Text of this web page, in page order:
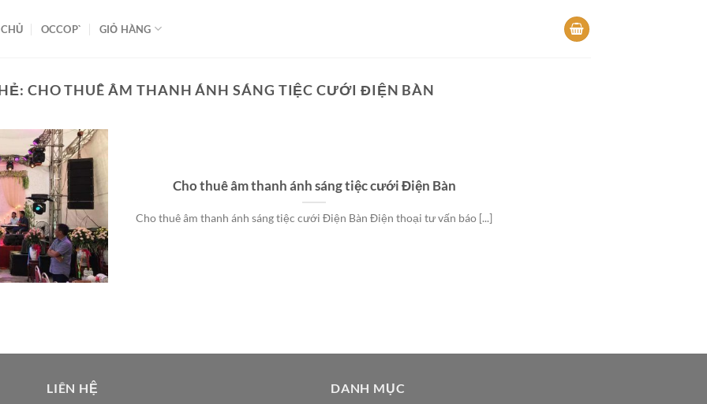
OCCOP` GIỎ HÀNG
CHO THUÊ ÂM THANH ÁNH SÁNG TIỆC CƯỚI ĐIỆN BÀN
Cho thuê âm thanh ánh sáng tiệc cưới Điện Bàn
Cho thuê âm thanh ánh sáng tiệc cưới Điện Bàn Điện thoại tư vấn báo [...]
LIÊN HỆ DANH MỤC